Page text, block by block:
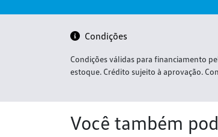
Condições
Condições válidas para financiamento
estoque. Crédito sujeito à aprovação.
Você também